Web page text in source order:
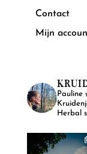
Contact
Mijn
Pauline
Herbal